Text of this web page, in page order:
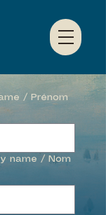
/ Prénom
name / Nom